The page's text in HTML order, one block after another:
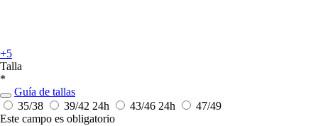
+5
Talla
*
Guía de tallas
35/38
39/42 24h 43/46 24h
47/49
Este campo es obligatorio